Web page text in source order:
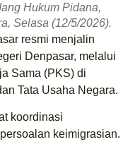
Hukum Pidana,
Selasa (12/5/2026).
resmi menjalin
Denpasar, melalui
Sama (PKS) di
Tata Usaha Negara.
koordinasi
keimigrasian.